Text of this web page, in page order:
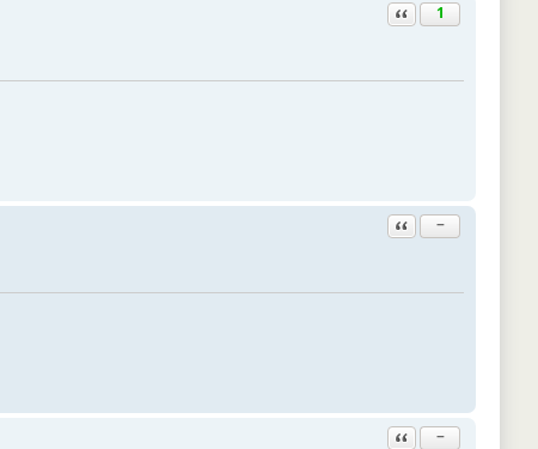
Ответить с цитатой
1
Ответить с цитатой
−
Ответить с цитатой
−